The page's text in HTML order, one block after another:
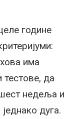
године
има
да
шест недеља и
дуга.